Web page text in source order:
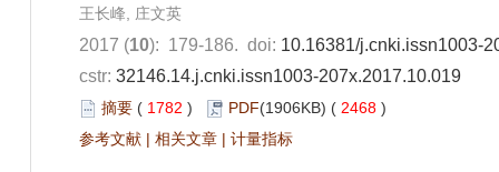
王长峰, 庄文英
2017 (10): 179-186. doi: 10.16381/j.cnki.issn1003-
cstr: 32146.14.j.cnki.issn1003-207x.2017.10.019
摘要 ( 1782 ) PDF(1906KB) ( 2468 )
参考文献 | 相关文章 | 计量指标